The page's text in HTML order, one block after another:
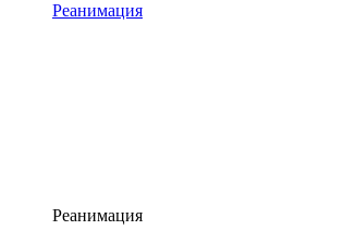
Реанимация
Реанимация